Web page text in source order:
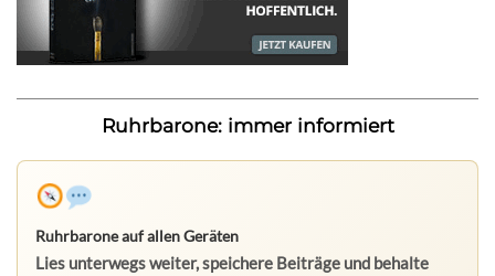
Ruhrbarone: immer informiert
Ruhrbarone auf allen Geräten
Lies unterwegs weiter, speichere Beiträge und behalte